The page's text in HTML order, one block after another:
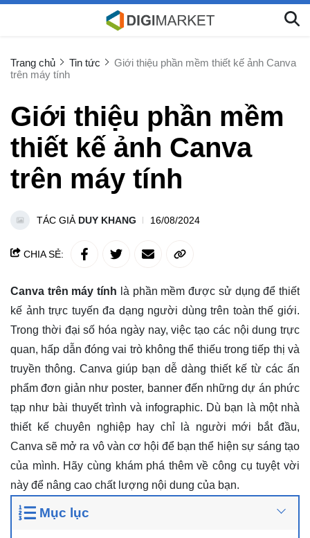
Trang chủ Tin tức
Giới thiệu phần mềm thiết kế ảnh Canva
trên máy tính
Giới thiệu phần mềm
thiết kế ảnh Canva
trên máy tính
TÁC GIẢ DUY KHANG 16/08/2024
CHIA SẺ:
Canva trên máy tính là phần mềm được sử dụng để thiết
kế ảnh trực tuyến đa dạng người dùng trên toàn thế giới.
Trong thời đại số hóa ngày nay, việc tạo các nội dung trực
quan, hấp dẫn đóng vai trò không thể thiếu trong tiếp thị và
truyền thông. Canva giúp bạn dễ dàng thiết kế từ các ấn
phẩm đơn giản như poster, banner đến những dự án phức
tạp như bài thuyết trình và infographic. Dù bạn là một nhà
thiết kế chuyên nghiệp hay chỉ là người mới bắt đầu,
Canva sẽ mở ra vô vàn cơ hội để bạn thể hiện sự sáng tạo
của mình. Hãy cùng khám phá thêm về công cụ tuyệt vời
này để nâng cao chất lượng nội dung của bạn.
Mục lục